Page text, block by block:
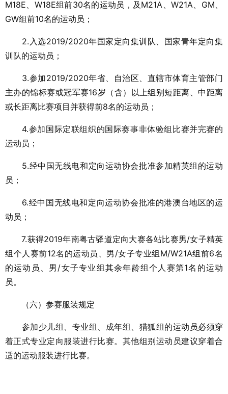
M18E、W18E组前30名的运动员，及M21A、W21A、GM、
GW组前10名的运动员；
2.入选2019/2020年国家定向集训队、国家青年定向集
训队的运动员；
3.参加2019/2020年省、自治区、直辖市体育主管部门
主办的锦标赛或冠军赛16岁（含）以上组别短距离、中距离
或长距离比赛项目并获得前8名的运动员；
4.参加国际定联组织的国际赛事非体验组比赛并完赛的
运动员；
5.经中国无线电和定向运动协会批准参加精英组的运动
员；
6.经中国无线电和定向运动协会批准的港澳台地区的运
动员；
7.获得2019年南粤古驿道定向大赛各站比赛男/女子精英
组个人赛前12名的运动员、男/女子专业组M/W21A组前6名
的运动员、男/女子专业组其余年龄组个人赛第1名的运动
员。
（六）参赛服装规定
参加少儿组、专业组、成年组、猎狐组的运动员必须穿
着正式专业定向服装进行比赛。其他组别运动员建议穿着合
适的运动服装进行比赛。